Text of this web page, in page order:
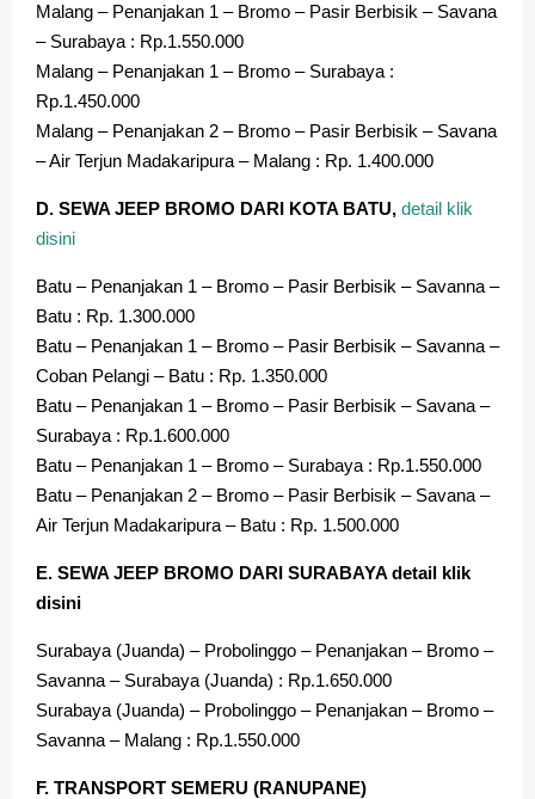
Malang – Penanjakan 1 – Bromo – Pasir Berbisik – Savana
– Surabaya : Rp.1.550.000
Malang – Penanjakan 1 – Bromo – Surabaya :
Rp.1.450.000
Malang – Penanjakan 2 – Bromo – Pasir Berbisik – Savana
– Air Terjun Madakaripura – Malang : Rp. 1.400.000
D. SEWA JEEP BROMO DARI KOTA BATU, detail klik
disini
Batu – Penanjakan 1 – Bromo – Pasir Berbisik – Savanna –
Batu : Rp. 1.300.000
Batu – Penanjakan 1 – Bromo – Pasir Berbisik – Savanna –
Coban Pelangi – Batu : Rp. 1.350.000
Batu – Penanjakan 1 – Bromo – Pasir Berbisik – Savana –
Surabaya : Rp.1.600.000
Batu – Penanjakan 1 – Bromo – Surabaya : Rp.1.550.000
Batu – Penanjakan 2 – Bromo – Pasir Berbisik – Savana –
Air Terjun Madakaripura – Batu : Rp. 1.500.000
E. SEWA JEEP BROMO DARI SURABAYA detail klik
disini
Surabaya (Juanda) – Probolinggo – Penanjakan – Bromo –
Savanna – Surabaya (Juanda) : Rp.1.650.000
Surabaya (Juanda) – Probolinggo – Penanjakan – Bromo –
Savanna – Malang : Rp.1.550.000
F. TRANSPORT SEMERU (RANUPANE)